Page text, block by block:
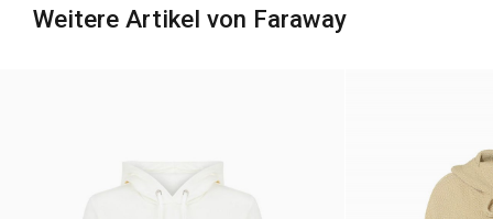
Weitere Artikel von Faraway